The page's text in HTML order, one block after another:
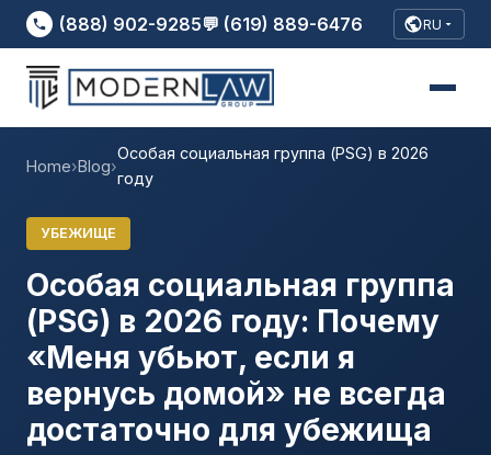
(888) 902-9285💬 (619) 889-6476 RU
Home›Blog›
Особая социальная группа (PSG) в 2026
году
УБЕЖИЩЕ
Особая социальная группа
(PSG) в 2026 году: Почему
«Меня убьют, если я
вернусь домой» не всегда
достаточно для убежища